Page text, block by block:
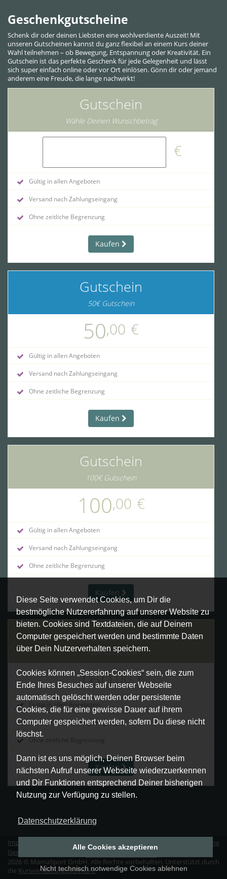
Diese Seite verwendet Cookies, um Dir die
bestmögliche Nutzererfahrung auf unserer Website zu
bieten. Cookies sind Textdateien, die auf Deinem
Computer gespeichert werden und bestimmte Daten
über Dein Nutzerverhalten speichern.
Cookies können „Session-Cookies“ sein, die zum
Ende Ihres Besuches auf unserer Webseite
automatisch gelöscht werden oder persistente
Cookies, die für eine gewisse Dauer auf ihrem
Computer gespeichert werden, sofern Du diese nicht
löschst.
Dann ist es uns möglich, Deinen Browser beim
nächsten Aufruf unserer Webseite wiederzuerkennen
und Dir Funktionen entsprechend Deiner bisherigen
Nutzung zur Verfügung zu stellen.
Datenschutzerklärung
Nicht technisch notwendige Cookies ablehnen
Alle Cookies akzeptieren
Geschenkgutscheine
Schenk dir oder deinen Liebsten eine wohlverdiente Auszeit! Mit
unseren Gutscheinen kannst du ganz flexibel an einem Kurs deiner
Wahl teilnehmen – ob Bewegung, Entspannung oder Kreativität. Ein
Gutschein ist das perfekte Geschenk für jede Gelegenheit und lässt
sich super einfach online oder vor Ort einlösen. Gönn dir oder jemand
anderem eine Freude, die lange nachwirkt!
Gutschein
Wähle Deinen Wunschbetrag
€
Gültig in allen Angeboten
Versand nach Zahlungseingang
Ohne zeitliche Begrenzung
Kaufen
Gutschein
50€ Gutschein
50,00 €
Gültig in allen Angeboten
Versand nach Zahlungseingang
Ohne zeitliche Begrenzung
Kaufen
Gutschein
100€ Gutschein
100,00 €
Gültig in allen Angeboten
Versand nach Zahlungseingang
Ohne zeitliche Begrenzung
Kaufen
Gutschein
160€ Gutschein
160,00 €
Gültig in allen Angeboten
Versand nach Zahlungseingang
Ohne zeitliche Begrenzung
Kaufen
Impressum Datenschutz | Erklärung zur Barrierefreiheit
Allgemeine
Geschäftsbedingungen|
Vertrag widerrufen
2026 © MamaSport GmbH. Alle Rechte vorbehalten. Unterstützt durch
die Kursverwaltungssoftware.